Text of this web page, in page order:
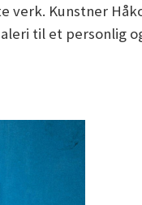
verk. Kunstner
til et personlig